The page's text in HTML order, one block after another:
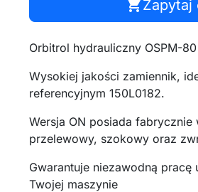
shopping_cartZapytaj
Orbitrol hydrauliczny OSPM-
Wysokiej jakości zamiennik,
referencyjnym 150L0182.
Wersja ON posiada
przelewowy, szokowy oraz
Gwarantuje niezawodną pracę
Twojej maszynie